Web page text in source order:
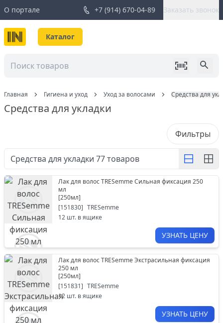
О портале +7 (914) 670-04-89 Заказать звонок
Каталог
Главная Гигиена и уход Уход за волосами Средства для
Средства для укладки
Фильтры
Средства для укладки 77товаров
Лак для волос TRESemme Сильная фиксация 250
мл
[250мл]
[151830] TRESemme
12 шт. в ящике
УЗНАТЬ ЦЕНУ
Лак для волос TRESemme Экстрасильная фиксация
250 мл
[250мл]
[151831] TRESemme
12 шт. в ящике
УЗНАТЬ ЦЕНУ